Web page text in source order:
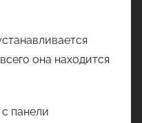
она находится
панели